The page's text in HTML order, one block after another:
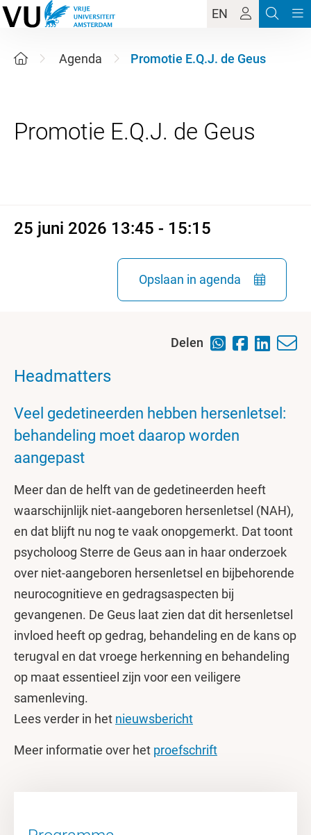
EN
Agenda Promotie E.Q.J. de Geus
25 juni 2026 13:45 - 15:15
Opslaan in agenda
Delen
Headmatters
Veel gedetineerden hebben hersenletsel:
behandeling moet daarop worden
aangepast
Meer dan de helft van de gedetineerden heeft
waarschijnlijk niet‑aangeboren hersenletsel (NAH),
en dat blijft nu nog te vaak onopgemerkt. Dat toont
psycholoog Sterre de Geus aan in haar onderzoek
over niet-aangeboren hersenletsel en bijbehorende
neurocognitieve en gedragsaspecten bij
gevangenen. De Geus laat zien dat dit hersenletsel
invloed heeft op gedrag, behandeling en de kans op
terugval en dat vroege herkenning en behandeling
op maat essentieel zijn voor een veiligere
samenleving.
Lees verder in het nieuwsbericht
Meer informatie over het proefschrift